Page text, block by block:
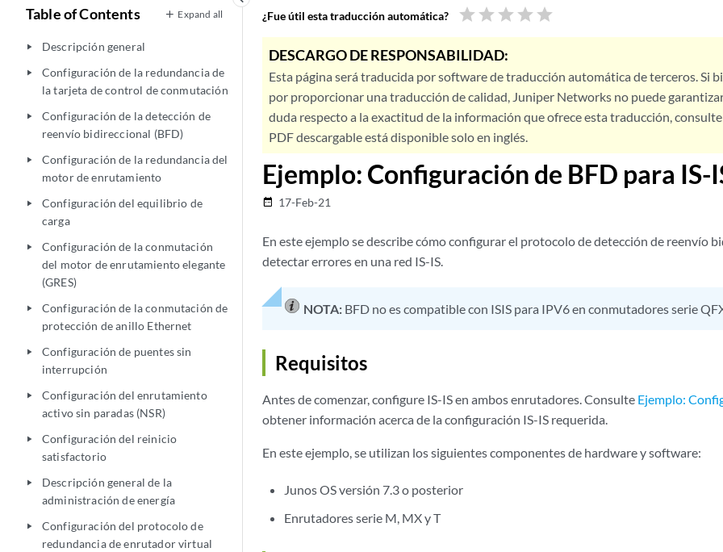
Table of Contents Expand all
play_arrow Descripción general
play_arrow
Configuración de la redundancia de
la tarjeta de control de conmutación
play_arrow
Configuración de la detección de
reenvío bidireccional (BFD)
play_arrow
Configuración de la redundancia del
motor de enrutamiento
play_arrow
Configuración del equilibrio de
carga
play_arrow
Configuración de la conmutación
del motor de enrutamiento elegante
(GRES)
play_arrow
Configuración de la conmutación de
protección de anillo Ethernet
play_arrow
Configuración de puentes sin
interrupción
play_arrow
Configuración del enrutamiento
activo sin paradas (NSR)
play_arrow
Configuración del reinicio
satisfactorio
play_arrow
Descripción general de la
administración de energía
play_arrow
Configuración del protocolo de
redundancia de enrutador virtual
¿Fue útil esta traducción automática? star star star star star
DESCARGO DE RESPONSABILIDAD:
Esta página será traducida por software de traducción automática de terceros. Si
por proporcionar una traducción de calidad, Juniper Networks no puede
duda respecto a la exactitud de la información que ofrece esta traducción,
PDF descargable está disponible solo en inglés.
Ejemplo: Configuración de BFD para IS-
date_range 17-Feb-21
En este ejemplo se describe cómo configurar el protocolo de detección de reenvío
detectar errores en una red IS-IS.
NOTA: BFD no es compatible con ISIS para IPV6 en conmutadores serie
Requisitos
Antes de comenzar, configure IS-IS en ambos enrutadores. Consulte Ejemplo:
obtener información acerca de la configuración IS-IS requerida.
En este ejemplo, se utilizan los siguientes componentes de hardware y software:
Junos OS versión 7.3 o posterior
Enrutadores serie M, MX y T